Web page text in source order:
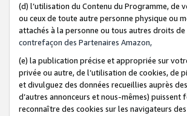
(d) l’utilisation du Contenu du Programme, de
ou ceux de toute autre personne physique ou
attachés à la personne ou tous autres droits
contrefaçon des Partenaires Amazon,
(e) la publication précise et appropriée sur
privée ou autre, de l’utilisation de cookies, de
et divulguez des données recueillies auprès
d’autres annonceurs et nous-mêmes)
reconnaître des cookies sur les navigateurs